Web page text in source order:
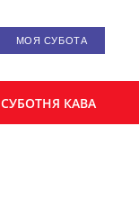
МОЯ СУБОТА
СУБОТНЯ КАВА